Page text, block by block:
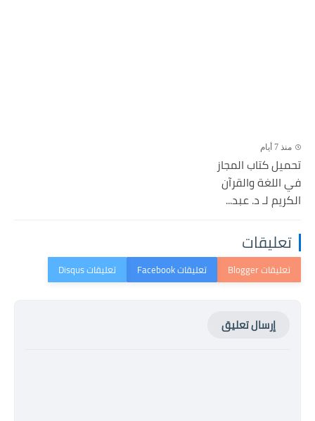
منذ 7 أيام
تحميل كتاب المجاز
في اللغة والقرآن
الكريم لـ د. عبد...
تعليقات
إرسال تعليق